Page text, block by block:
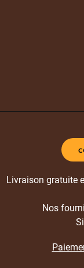
Livraison gratuite
Nos